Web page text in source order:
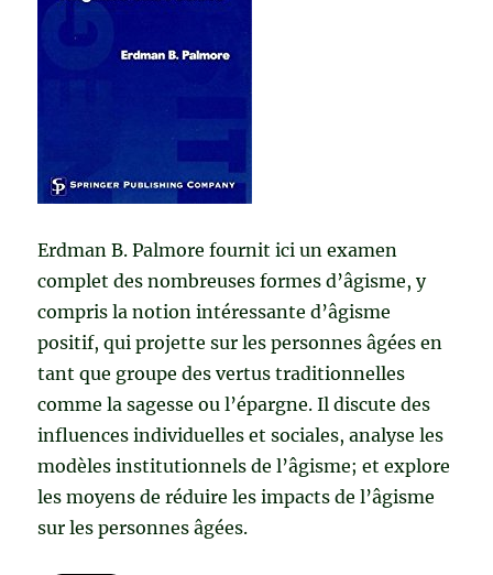
Erdman B. Palmore fournit ici un examen
complet des nombreuses formes d’âgisme, y
compris la notion intéressante d’âgisme
positif, qui projette sur les personnes âgées en
tant que groupe des vertus traditionnelles
comme la sagesse ou l’épargne. Il discute des
influences individuelles et sociales, analyse les
modèles institutionnels de l’âgisme; et explore
les moyens de réduire les impacts de l’âgisme
sur les personnes âgées.